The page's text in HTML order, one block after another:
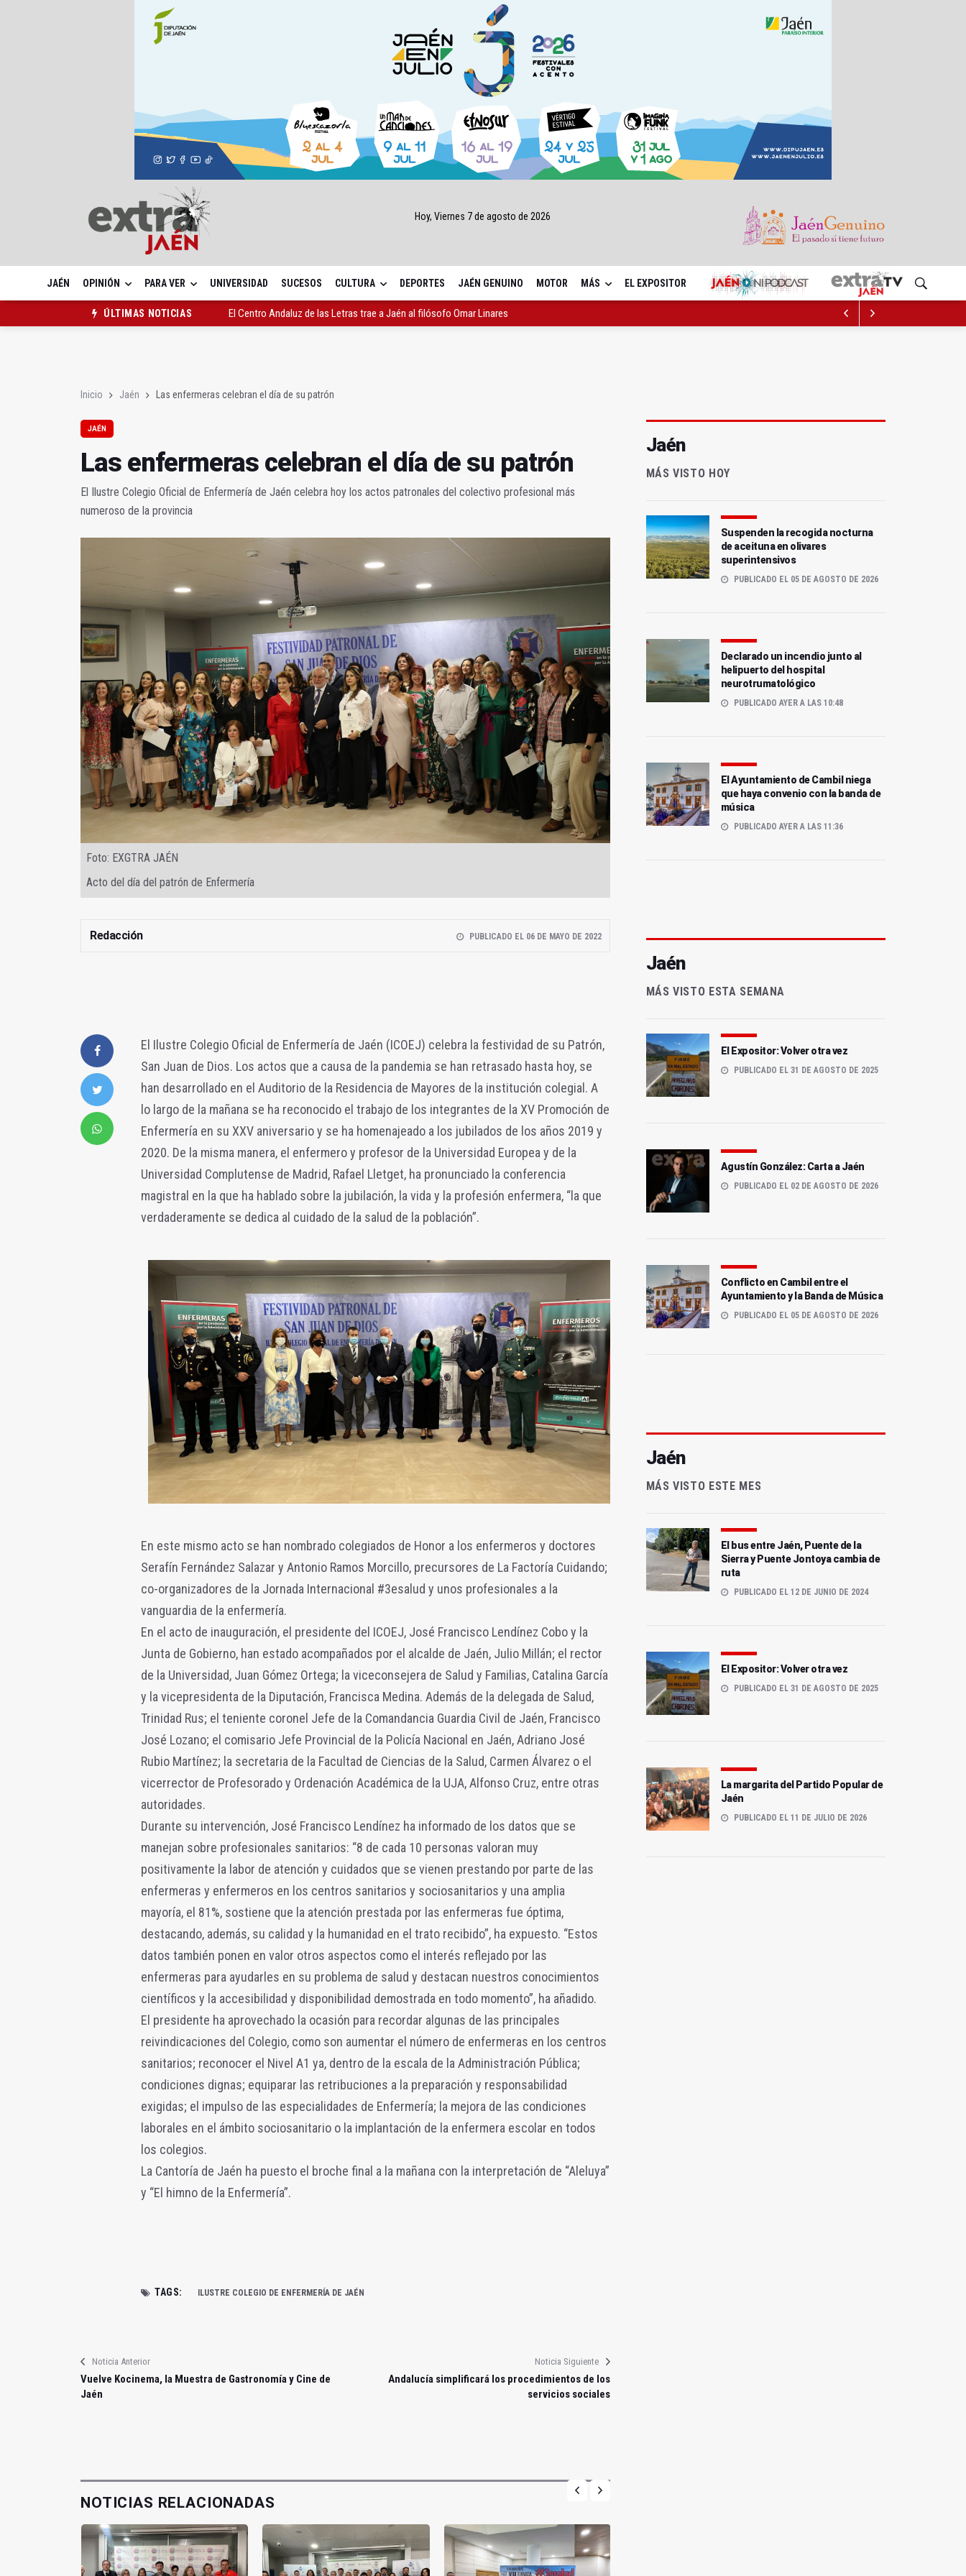
Hoy, Viernes 7 de agosto de 2026
JAÉN OPINIÓN PARA VER UNIVERSIDAD SUCESOS CULTURA DEPORTES JAÉN GENUINO MOTOR MÁS EL EXPOSITOR
ÚLTIMAS NOTICIAS
El Centro Andaluz de las Letras trae a Jaén al filósofo Omar Linares
Inicio Jaén Las enfermeras celebran el día de su patrón
JAÉN
Las enfermeras celebran el día de su patrón
El Ilustre Colegio Oficial de Enfermería de Jaén celebra hoy los actos patronales del colectivo profesional más
numeroso de la provincia
Foto: EXGTRA JAÉN
Acto del día del patrón de Enfermería
Redacción PUBLICADO EL 06 DE MAYO DE 2022
El Ilustre Colegio Oficial de Enfermería de Jaén (ICOEJ) celebra la festividad de su Patrón,
San Juan de Dios. Los actos que a causa de la pandemia se han retrasado hasta hoy, se
han desarrollado en el Auditorio de la Residencia de Mayores de la institución colegial. A
lo largo de la mañana se ha reconocido el trabajo de los integrantes de la XV Promoción de
Enfermería en su XXV aniversario y se ha homenajeado a los jubilados de los años 2019 y
2020. De la misma manera, el enfermero y profesor de la Universidad Europea y de la
Universidad Complutense de Madrid, Rafael Lletget, ha pronunciado la conferencia
magistral en la que ha hablado sobre la jubilación, la vida y la profesión enfermera, “la que
verdaderamente se dedica al cuidado de la salud de la población”.
En este mismo acto se han nombrado colegiados de Honor a los enfermeros y doctores
Serafín Fernández Salazar y Antonio Ramos Morcillo, precursores de La Factoría Cuidando;
co-organizadores de la Jornada Internacional #3esalud y unos profesionales a la
vanguardia de la enfermería.
En el acto de inauguración, el presidente del ICOEJ, José Francisco Lendínez Cobo y la
Junta de Gobierno, han estado acompañados por el alcalde de Jaén, Julio Millán; el rector
de la Universidad, Juan Gómez Ortega; la viceconsejera de Salud y Familias, Catalina García
y la vicepresidenta de la Diputación, Francisca Medina. Además de la delegada de Salud,
Trinidad Rus; el teniente coronel Jefe de la Comandancia Guardia Civil de Jaén, Francisco
José Lozano; el comisario Jefe Provincial de la Policía Nacional en Jaén, Adriano José
Rubio Martínez; la secretaria de la Facultad de Ciencias de la Salud, Carmen Álvarez o el
vicerrector de Profesorado y Ordenación Académica de la UJA, Alfonso Cruz, entre otras
autoridades.
Durante su intervención, José Francisco Lendínez ha informado de los datos que se
manejan sobre profesionales sanitarios: “8 de cada 10 personas valoran muy
positivamente la labor de atención y cuidados que se vienen prestando por parte de las
enfermeras y enfermeros en los centros sanitarios y sociosanitarios y una amplia
mayoría, el 81%, sostiene que la atención prestada por las enfermeras fue óptima,
destacando, además, su calidad y la humanidad en el trato recibido”, ha expuesto. “Estos
datos también ponen en valor otros aspectos como el interés reflejado por las
enfermeras para ayudarles en su problema de salud y destacan nuestros conocimientos
científicos y la accesibilidad y disponibilidad demostrada en todo momento”, ha añadido.
El presidente ha aprovechado la ocasión para recordar algunas de las principales
reivindicaciones del Colegio, como son aumentar el número de enfermeras en los centros
sanitarios; reconocer el Nivel A1 ya, dentro de la escala de la Administración Pública;
condiciones dignas; equiparar las retribuciones a la preparación y responsabilidad
exigidas; el impulso de las especialidades de Enfermería; la mejora de las condiciones
laborales en el ámbito sociosanitario o la implantación de la enfermera escolar en todos
los colegios.
La Cantoría de Jaén ha puesto el broche final a la mañana con la interpretación de “Aleluya”
y “El himno de la Enfermería”.
TAGS: ILUSTRE COLEGIO DE ENFERMERÍA DE JAÉN
Noticia Anterior
Vuelve Kocinema, la Muestra de Gastronomía y Cine de
Jaén
Noticia Siguiente
Andalucía simplificará los procedimientos de los
servicios sociales
NOTICIAS RELACIONADAS
Jaén
MÁS VISTO HOY
Suspenden la recogida nocturna
de aceituna en olivares
superintensivos
PUBLICADO EL 05 DE AGOSTO DE 2026
Declarado un incendio junto al
helipuerto del hospital
neurotrumatológico
PUBLICADO AYER A LAS 10:48
El Ayuntamiento de Cambil niega
que haya convenio con la banda de
música
PUBLICADO AYER A LAS 11:36
Jaén
MÁS VISTO ESTA SEMANA
El Expositor: Volver otra vez
PUBLICADO EL 31 DE AGOSTO DE 2025
Agustín González: Carta a Jaén
PUBLICADO EL 02 DE AGOSTO DE 2026
Conflicto en Cambil entre el
Ayuntamiento y la Banda de Música
PUBLICADO EL 05 DE AGOSTO DE 2026
Jaén
MÁS VISTO ESTE MES
El bus entre Jaén, Puente de la
Sierra y Puente Jontoya cambia de
ruta
PUBLICADO EL 12 DE JUNIO DE 2024
El Expositor: Volver otra vez
PUBLICADO EL 31 DE AGOSTO DE 2025
La margarita del Partido Popular de
Jaén
PUBLICADO EL 11 DE JULIO DE 2026